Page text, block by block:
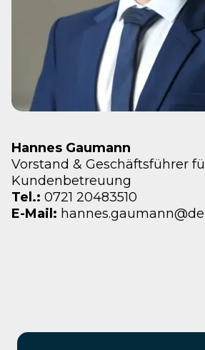
Hannes Gaumann
Vorstand & Geschäftsführer
Kundenbetreuung
Tel.: 0721 20483510
E-Mail: